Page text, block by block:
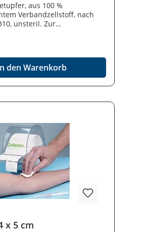
aus 100 %
Verbandzellstoff, nach
unsteril. Zur
und sauber
Aufbewahrung
Entnahme (Box ist nicht als
ab rechenbar).
den Warenkorb
4 x 5 cm